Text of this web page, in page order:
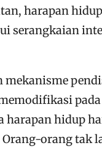
harapan
serangkaian
hidup
orang